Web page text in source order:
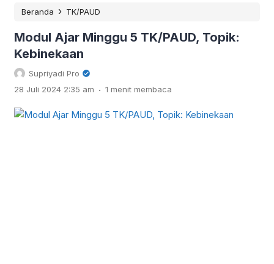
Beranda › TK/PAUD
Modul Ajar Minggu 5 TK/PAUD, Topik:
Kebinekaan
Supriyadi Pro
28 Juli 2024 2:35 am . 1 menit membaca